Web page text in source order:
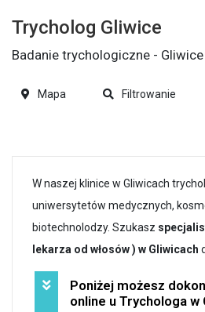
W naszej klinice w Gliwicach
uniwersytetów medycznych,
biotechnolodzy. Szukasz
lekarza od włosów ) w Gliwicach
Poniżej możesz
online u Trychologa w
Trycholog Gliwice
Badanie trychologiczne - Gliwice
Mapa Filtrowanie